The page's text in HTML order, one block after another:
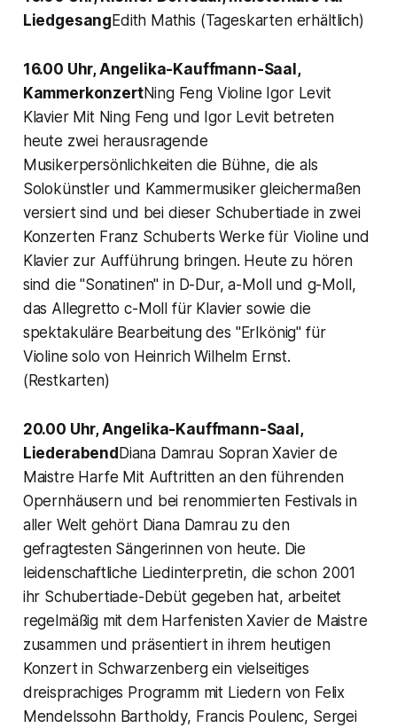
LiedgesangEdith Mathis (Tageskarten erhältlich)
16.00 Uhr, Angelika-Kauffmann-Saal,
KammerkonzertNing Feng Violine Igor Levit
Klavier Mit Ning Feng und Igor Levit betreten
heute zwei herausragende
Musikerpersönlichkeiten die Bühne, die als
Solokünstler und Kammermusiker gleichermaßen
versiert sind und bei dieser Schubertiade in zwei
Konzerten Franz Schuberts Werke für Violine und
Klavier zur Aufführung bringen. Heute zu hören
sind die "Sonatinen" in D-Dur, a-Moll und g-Moll,
das Allegretto c-Moll für Klavier sowie die
spektakuläre Bearbeitung des "Erlkönig" für
Violine solo von Heinrich Wilhelm Ernst.
(Restkarten)
20.00 Uhr, Angelika-Kauffmann-Saal,
LiederabendDiana Damrau Sopran Xavier de
Maistre Harfe Mit Auftritten an den führenden
Opernhäusern und bei renommierten Festivals in
aller Welt gehört Diana Damrau zu den
gefragtesten Sängerinnen von heute. Die
leidenschaftliche Liedinterpretin, die schon 2001
ihr Schubertiade-Debüt gegeben hat, arbeitet
regelmäßig mit dem Harfenisten Xavier de Maistre
zusammen und präsentiert in ihrem heutigen
Konzert in Schwarzenberg ein vielseitiges
dreisprachiges Programm mit Liedern von Felix
Mendelssohn Bartholdy, Francis Poulenc, Sergei